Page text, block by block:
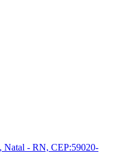
Natal - RN, CEP:59020-